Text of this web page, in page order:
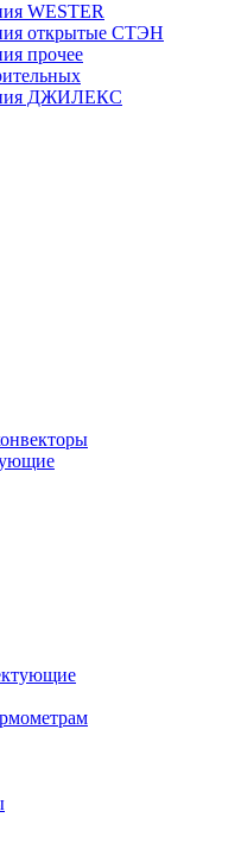
WESTER
открытые СТЭН
прочее
ДЖИЛЕКС